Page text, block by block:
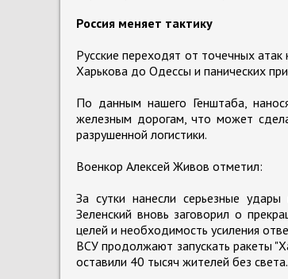
Россия меняет тактику
Русские переходят от точечных
Харькова до Одессы и панических
По данным нашего Генштаба,
железным дорогам, что может
разрушенной логистики.
Военкор Алексей Живов отметил:
За сутки нанесли серьезные
Зеленский вновь заговорил о
целей и необходимость усиления
ВСУ продолжают запускать ракеты
оставили 40 тысяч жителей без света.